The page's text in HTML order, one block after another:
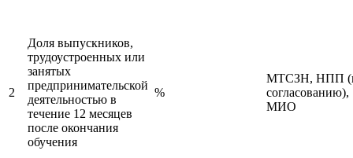
2
Доля выпускников,
трудоустроенных или
занятых
предпринимательской
деятельностью в
течение 12 месяцев
после окончания
обучения
%
МТСЗН, НПП
согласованию),
МИО